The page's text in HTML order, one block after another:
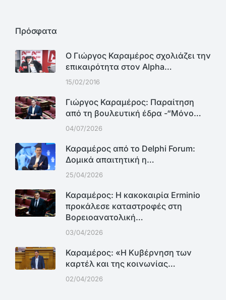
Πρόσφατα
Ο Γιώργος Καραμέρος σχολιάζει την
επικαιρότητα στον Alpha…
15/02/2016
Γιώργος Καραμέρος: Παραίτηση
από τη βουλευτική έδρα -“Μόνο…
04/07/2026
Καραμέρος από το Delphi Forum:
Δομικά απαιτητική η…
25/04/2026
Καραμέρος: Η κακοκαιρία Erminio
προκάλεσε καταστροφές στη
Βορειοανατολική…
03/04/2026
Καραμέρος: «Η Κυβέρνηση των
καρτέλ και της κοινωνίας…
02/04/2026